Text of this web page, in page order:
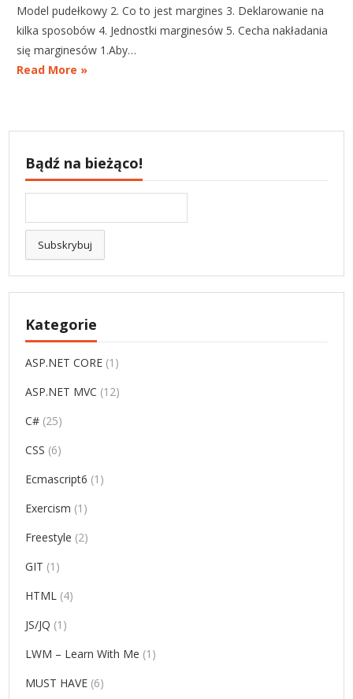
Model pudełkowy 2. Co to jest margines 3. Deklarowanie na
kilka sposobów 4. Jednostki marginesów 5. Cecha nakładania
się marginesów 1.Aby…
Read More »
Bądź na bieżąco!
Kategorie
ASP.NET CORE (1)
ASP.NET MVC (12)
C# (25)
CSS (6)
Ecmascript6 (1)
Exercism (1)
Freestyle (2)
GIT (1)
HTML (4)
JS/JQ (1)
LWM – Learn With Me (1)
MUST HAVE (6)